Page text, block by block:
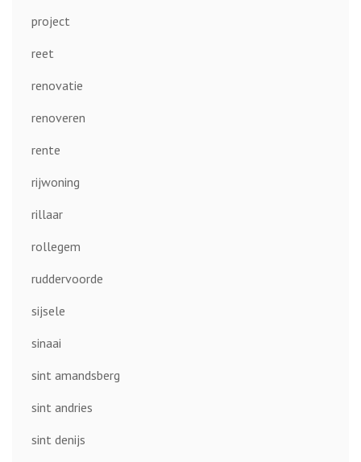
project
reet
renovatie
renoveren
rente
rijwoning
rillaar
rollegem
ruddervoorde
sijsele
sinaai
sint amandsberg
sint andries
sint denijs